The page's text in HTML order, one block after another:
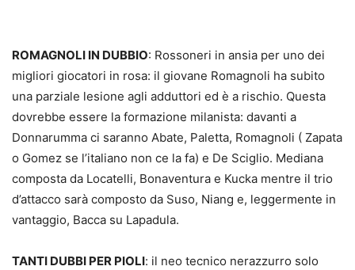
ROMAGNOLI IN DUBBIO: Rossoneri in ansia per uno dei
migliori giocatori in rosa: il giovane Romagnoli ha subito
una parziale lesione agli adduttori ed è a rischio. Questa
dovrebbe essere la formazione milanista: davanti a
Donnarumma ci saranno Abate, Paletta, Romagnoli ( Zapata
o Gomez se l’italiano non ce la fa) e De Sciglio. Mediana
composta da Locatelli, Bonaventura e Kucka mentre il trio
d’attacco sarà composto da Suso, Niang e, leggermente in
vantaggio, Bacca su Lapadula.
TANTI DUBBI PER PIOLI: il neo tecnico nerazzurro solo